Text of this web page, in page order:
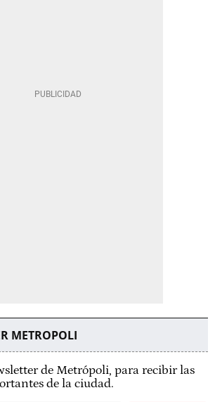
METROPOLI
de Metrópoli, para recibir las
de la ciudad.